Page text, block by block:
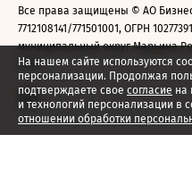
На нашем сайте используются
персонализации. Продолжая
подтверждаете свое согласие на
и технологий персонализации в
отношении обработки
Все права защищены © АО
7712108141/771501001, ОГРН
муниципальный округ Марьина
2026